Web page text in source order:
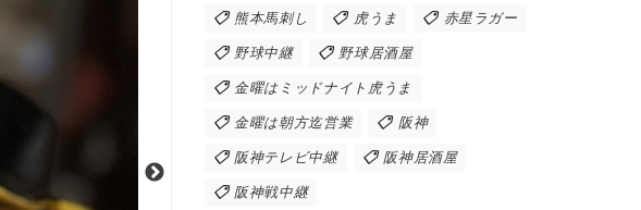
熊本馬刺し 虎うま 赤星ラガー
野球中継 野球居酒屋
金曜はミッドナイト虎うま
金曜は朝方迄営業 阪神
阪神テレビ中継 阪神居酒屋
阪神戦中継